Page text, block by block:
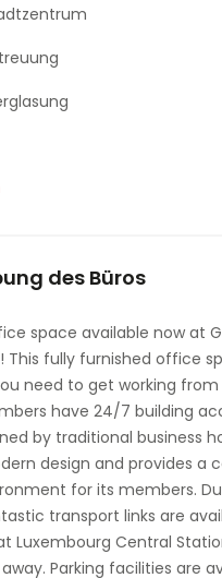
Internetzugang
des Büros
space available now at
This fully furnished office
need to get working
have 24/7 building
by traditional business
design and provides a
for its members.
transport links are
Luxembourg Central
Parking facilities are